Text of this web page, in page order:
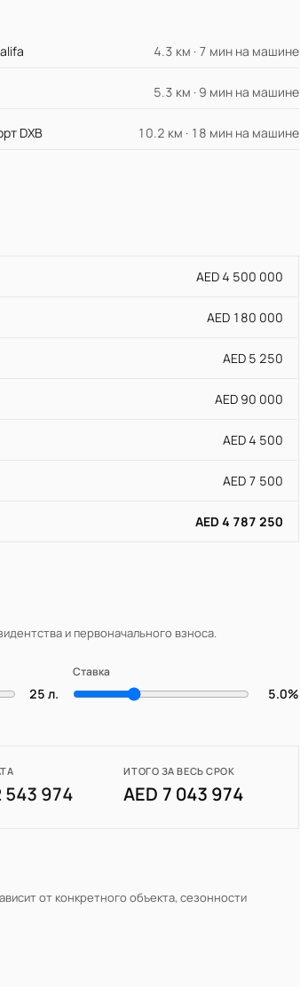
4.3 км · 7 мин на машине
5.3 км · 9 мин на машине
DXB 10.2 км · 18 мин на машине
AED 4 500 000
AED 180 000
AED 5 250
AED 90 000
AED 4 500
AED 7 500
AED 4 787 250
и первоначального взноса.
25 л.
Ставка
5.0%
543 974
ИТОГО ЗА ВЕСЬ СРОК
AED 7 043 974
от конкретного объекта, сезонности